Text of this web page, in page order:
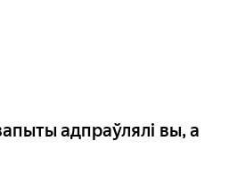
адпраўлялі вы, а